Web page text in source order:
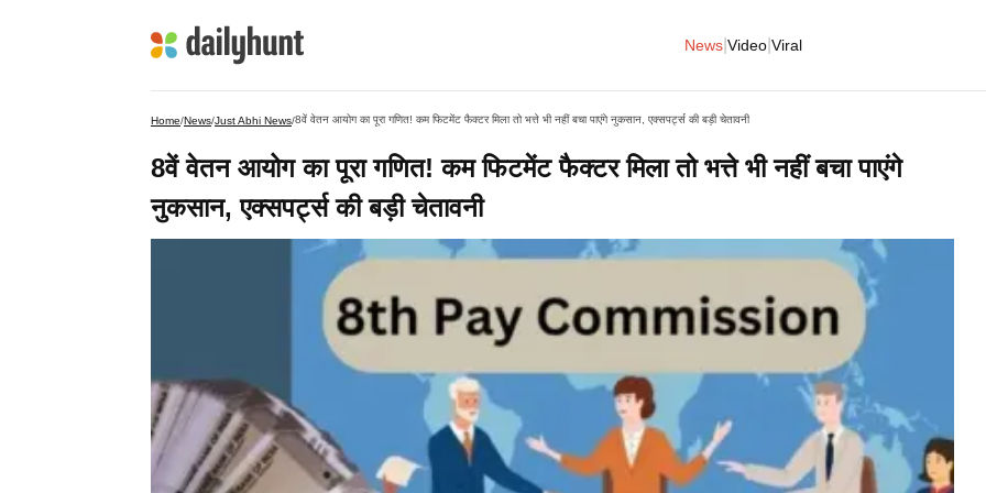
News Video Viral
Home/News/Just Abhi News/8वें वेतन आयोग का पूरा गणित! कम फिटमेंट फैक्टर मिला तो भत्ते भी नहीं बचा पाएंगे नुकसान, एक्सपर्ट्स की बड़ी चेतावनी​
8वें वेतन आयोग का पूरा गणित! कम फिटमेंट फैक्टर मिला तो भत्ते भी नहीं बचा पाएंगे
नुकसान, एक्सपर्ट्स की बड़ी चेतावनी​